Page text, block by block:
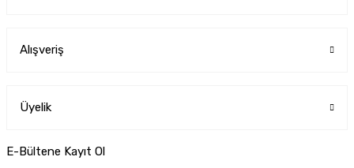
Alışveriş
Üyelik
E-Bültene Kayıt Ol